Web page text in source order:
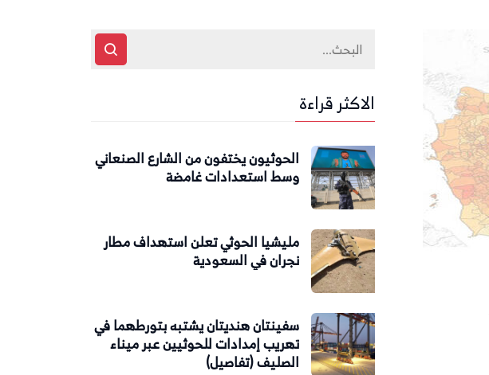
الاكثر قراءة
الحوثيون يختفون من الشارع الصنعاني
وسط استعدادات غامضة
مليشيا الحوثي تعلن استهداف مطار
نجران في السعودية
سفينتان هنديتان يشتبه بتورطهما في
تهريب إمدادات للحوثيين عبر ميناء
الصليف (تفاصيل)